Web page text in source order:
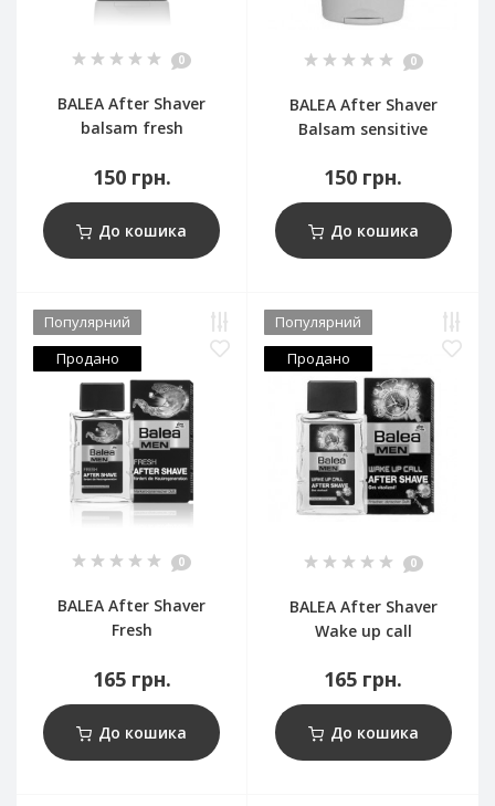
0
BALEA After Shaver
balsam fresh
150 грн.
До кошика
0
BALEA After Shaver
Balsam sensitive
150 грн.
До кошика
Популярний
Продано
0
BALEA After Shaver
Fresh
165 грн.
До кошика
Популярний
Продано
0
BALEA After Shaver
Wake up call
165 грн.
До кошика